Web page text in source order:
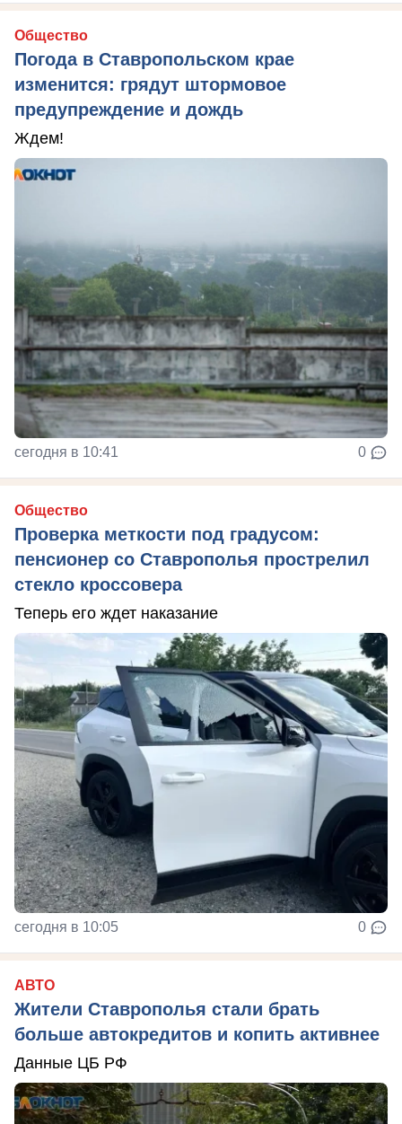
Общество
Погода в Ставропольском крае
изменится: грядут штормовое
предупреждение и дождь
Ждем!
сегодня в 10:41 0
Общество
Проверка меткости под градусом:
пенсионер со Ставрополья прострелил
стекло кроссовера
Теперь его ждет наказание
сегодня в 10:05 0
АВТО
Жители Ставрополья стали брать
больше автокредитов и копить активнее
Данные ЦБ РФ